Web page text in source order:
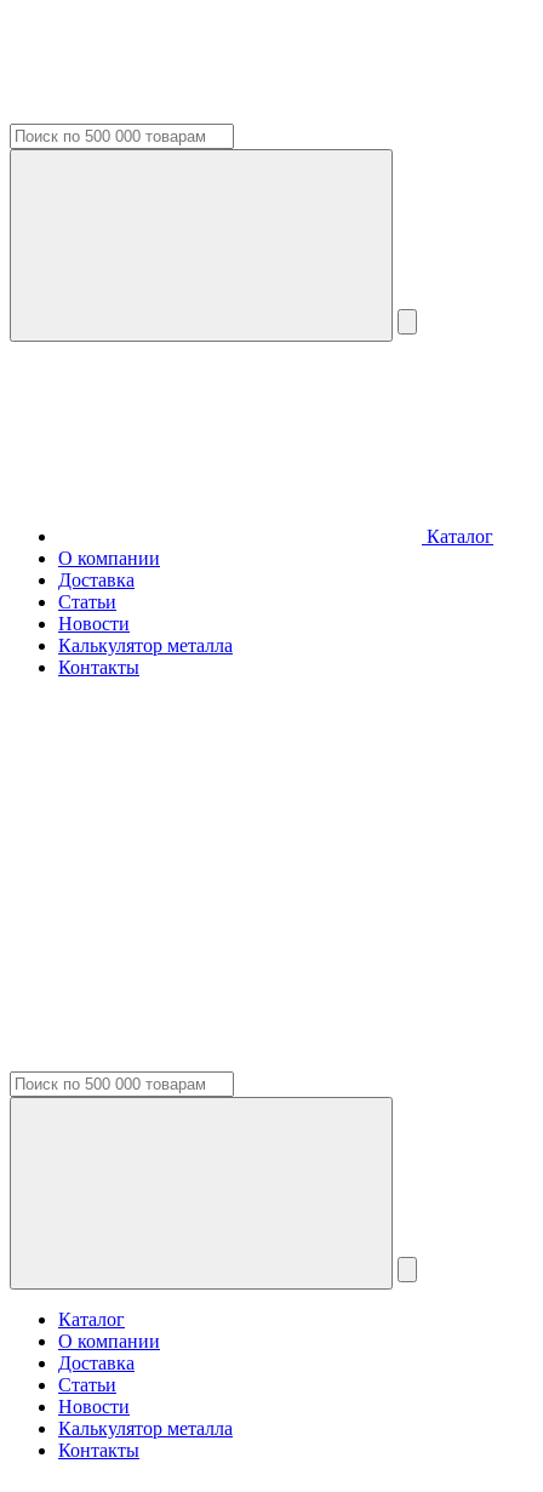
Каталог
О компании
Доставка
Статьи
Новости
Калькулятор металла
Контакты
Каталог
О компании
Доставка
Статьи
Новости
Калькулятор металла
Контакты